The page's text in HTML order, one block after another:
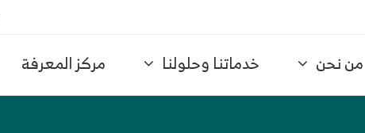
من نحن خدماتنا وحلولنا مركز المعرفة